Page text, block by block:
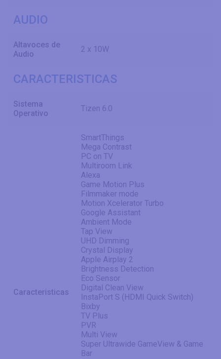
AUDIO
Altavoces de
Audio
2 x 10W
CARACTERISTICAS
Sistema
Operativo
Tizen 6.0
Caracteristicas
SmartThings
Mega Contrast
PC on TV
Multiroom Link
Alexa
Game Motion Plus
Filmmaker mode
Motion Xcelerator Turbo
Google Assistant
Ambient Mode
Tap View
UHD Dimming
Crystal Display
Apple Airplay 2
Brightness Detection
Eco Sensor
Digital Clean View
InstaPort S (HDMI Quick Switch)
Bixby
TV Plus
PVR
Multi View
Super Ultrawide GameView & Game
Bar